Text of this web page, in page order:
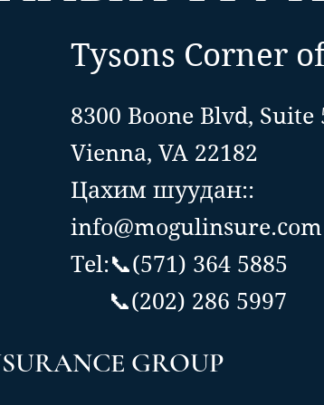
Tysons Corner
8300 Boone Blvd, Suite
Vienna, VA 22182
Цахим шуудан::
info@mogulinsure.com
Tel:📞(571) 364 5885
📞(202) 286 5997
GROUP